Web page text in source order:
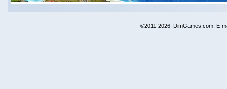
©2011-2026, DimGames.com. E-